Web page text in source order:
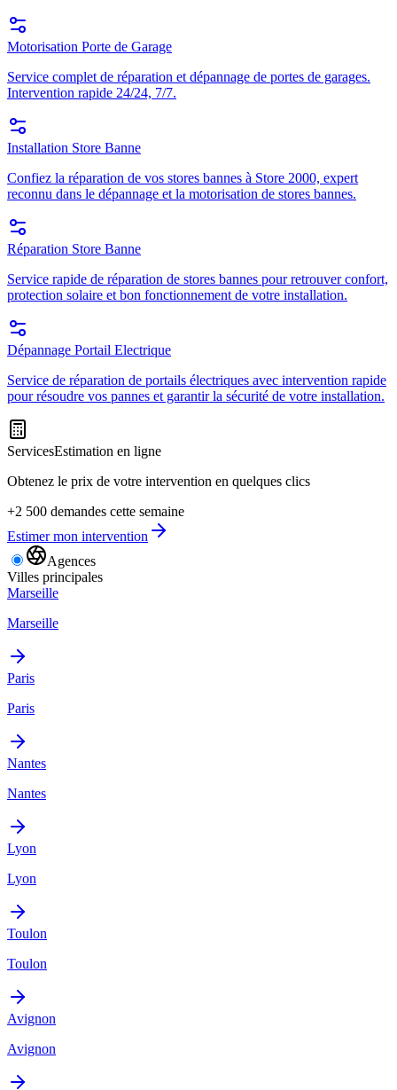
Motorisation Porte de Garage
Service complet de réparation et dépannage de portes de garages.
Intervention rapide 24/24, 7/7.
Installation Store Banne
Confiez la réparation de vos stores bannes à Store 2000, expert
reconnu dans le dépannage et la motorisation de stores bannes.
Réparation Store Banne
Service rapide de réparation de stores bannes pour retrouver confort,
protection solaire et bon fonctionnement de votre installation.
Dépannage Portail Electrique
Service de réparation de portails électriques avec intervention rapide
pour résoudre vos pannes et garantir la sécurité de votre installation.
ServicesEstimation en ligne
Obtenez le prix de votre intervention en quelques clics
+2 500 demandes cette semaine
Estimer mon intervention
Agences
Villes principales
Marseille
Marseille
Paris
Paris
Nantes
Nantes
Lyon
Lyon
Toulon
Toulon
Avignon
Avignon